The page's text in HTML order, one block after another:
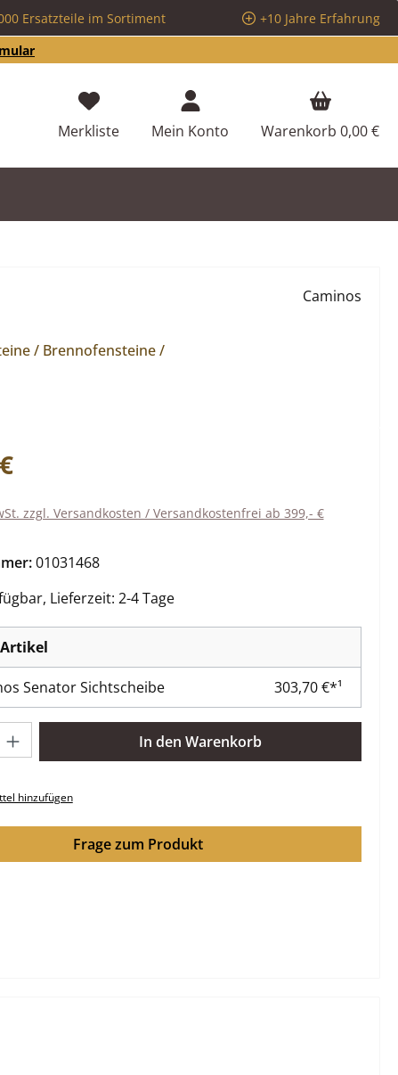
Ersatzteile im Sortiment
+10 Jahre Erfahrung
MerklisteDu hast 0 Produkte auf dem Merkzettel
Mein Konto Warenkorb 0,00 €
/ Brennofensteine /
Caminos
zzgl. Versandkosten / Versandkostenfrei ab 399,- €
01031468
Lieferzeit: 2-4 Tage
Senator Sichtscheibe 303,70 €*¹
Gib den gewünschten Wert ein oder benutze die
In den Warenkorb
hinzufügen
Frage zum Produkt